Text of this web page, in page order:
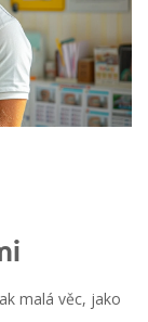
malá věc, jako